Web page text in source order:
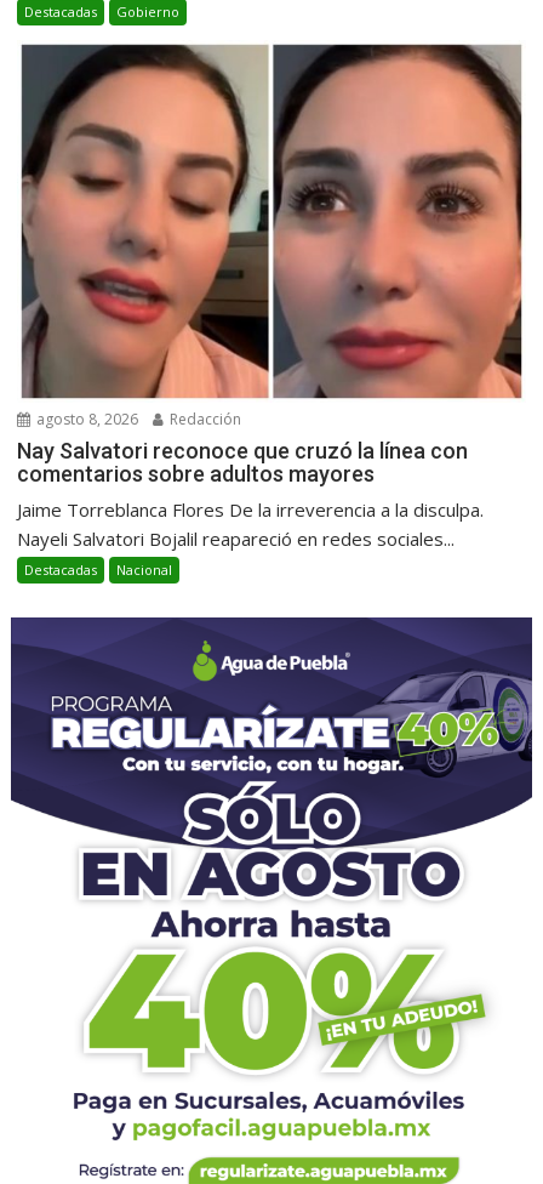
Destacadas Gobierno
agosto 8, 2026 Redacción
Nay Salvatori reconoce que cruzó la línea con
comentarios sobre adultos mayores
Jaime Torreblanca Flores De la irreverencia a la disculpa.
Nayeli Salvatori Bojalil reapareció en redes sociales...
Destacadas Nacional